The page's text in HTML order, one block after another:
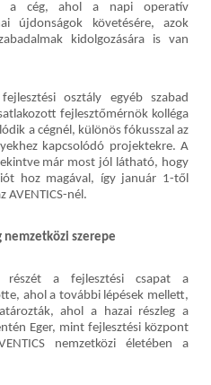
a cég, ahol a napi operatív
újdonságok követésére, azok
kidolgozására is van
osztály egyéb szabad
fejlesztőmérnök kolléga
a cégnél, különös fókusszal az
kapcsolódó projektekre. A
már most jól látható, hogy
hoz magával, így január 1-től
AVENTICS-nél.
nemzetközi szerepe
a fejlesztési csapat a
ahol a további lépések mellett,
ahol a hazai részleg a
Eger, mint fejlesztési központ
nemzetközi életében a